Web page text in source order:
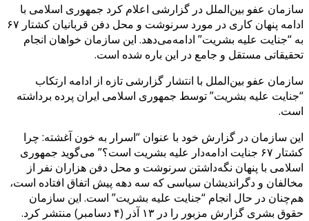
سازمان عفو بین‌الملل در گزارشی اعلام کرد جمهوری اسلامی با
ادامه پنهان کاری در مورد سرنوشت و محل دفن قربانیان کشتار ۶۷
به “جنایت علیه بشریت” ادامه‌می‌دهد. این سازمان خواهان انجام
تحقیقاتی مستقل و جامع در این باره شده است.
سازمان عفو بین‌الملل با انتشار گزارشی تازه از ادامه ارتکاب
“جنایت علیه بشریت” توسط جمهوری اسلامی ایران پرده برداشته
است.
این سازمان در گزارش خود با عنوان “اسرار به خون آغشته: چرا
کشتار ۶۷ جنایت ادامه‌دار علیه بشریت است؟” می‌گوید جمهوری
اسلامی با پنهان نگه‌داشتن سرنوشت و محل دفن هزاران نفر از
مخالفان و دگراندیشان سیاسی که سه دهه پیش اتفاق افتاده است،
هم‌چنان در حال انجام “جنایت علیه بشریت” است. این سازمان
حقوق بشری گزارش مزبور را در ۱۳ آذر (۴ دسامبر) منتشر کرد.